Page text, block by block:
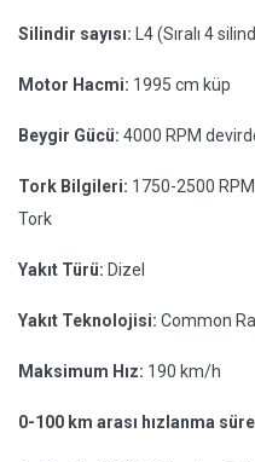
Silindir sayısı: L4 (Sıralı 4
Motor Hacmi: 1995 cm küp
Beygir Gücü: 4000 RPM
Tork Bilgileri: 1750-2500
Tork
Yakıt Türü: Dizel
Yakıt Teknolojisi: Common
Maksimum Hız: 190 km/h
0-100 km arası hızlanma